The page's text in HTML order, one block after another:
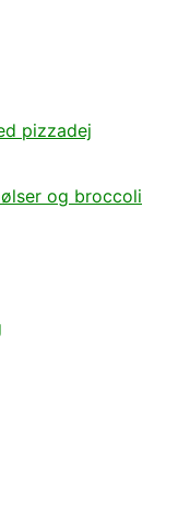
pizzadej
og broccoli